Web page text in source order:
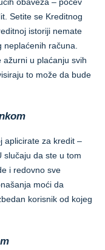
Setite se Kreditnog
istoriji nemate
računa.
u plaćanju svih
to može da bude
aplicirate za kredit –
slučaju da ste u tom
i redovno sve
moći da
korisnik od kojeg